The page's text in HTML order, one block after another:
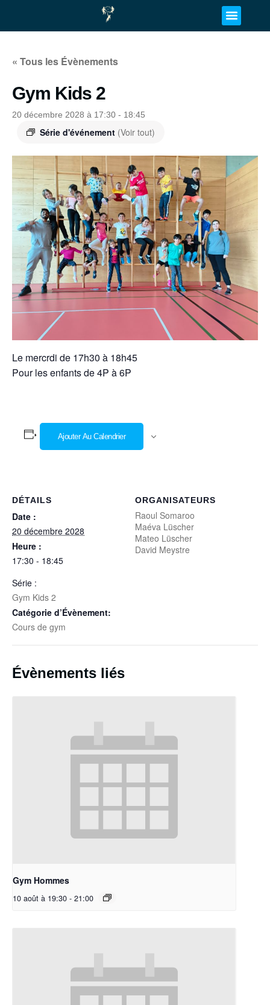
« Tous les Évènements
Gym Kids 2
20 décembre 2028 à 17:30 - 18:45
Série d'événement (Voir tout)
Le mercrdi de 17h30 à 18h45
Pour les enfants de 4P à 6P
Ajouter Au Calendrier
DÉTAILS
Date :
20 décembre 2028
Heure :
17:30 - 18:45
Série :
Gym Kids 2
Catégorie d’Évènement:
Cours de gym
ORGANISATEURS
Raoul Somaroo
Maéva Lüscher
Mateo Lüscher
David Meystre
Évènements liés
Gym Hommes
10 août à 19:30 - 21:00